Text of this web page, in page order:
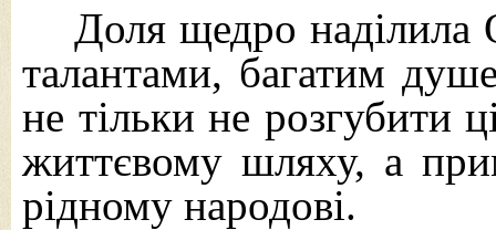
Доля щедро
талантами, багатим
не тільки не розгубити
життєвому шляху, а
рідному народові.